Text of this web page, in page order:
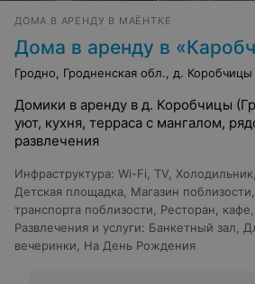
ДОМА В АРЕНДУ В МАЁНТКЕ
Дома в аренду в
Гродно, Гродненская обл., д. Коробчицы
Домики в аренду в д. Коробчицы
уют, кухня, терраса с мангалом,
развлечения
Инфраструктура: Wi-Fi TV Холодильник
Детская площадка Магазин поблизости
транспорта поблизости
Ресторан,
Развлечения и услуги: Банкетный зал
вечеринки
На День Рождения